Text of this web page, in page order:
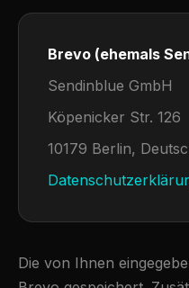
Brevo (ehemals
Sendinblue GmbH
Köpenicker Str. 126
10179 Berlin,
Die von Ihnen